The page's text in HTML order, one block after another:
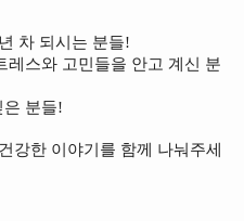
차 되시는 분들!
레스와 고민들을 안고 계신 분
은 분들!
강한 이야기를 함께 나눠주세